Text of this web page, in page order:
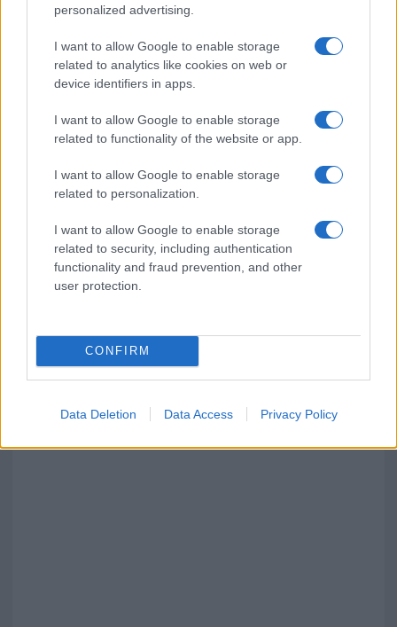
personalized advertising.
I want to allow Google to enable storage
related to analytics like cookies on web or
device identifiers in apps.
I want to allow Google to enable storage
related to functionality of the website or app.
I want to allow Google to enable storage
related to personalization.
I want to allow Google to enable storage
related to security, including authentication
functionality and fraud prevention, and other
user protection.
CONFIRM
Data Deletion Data Access Privacy Policy
persone: due bimbi tra i feriti